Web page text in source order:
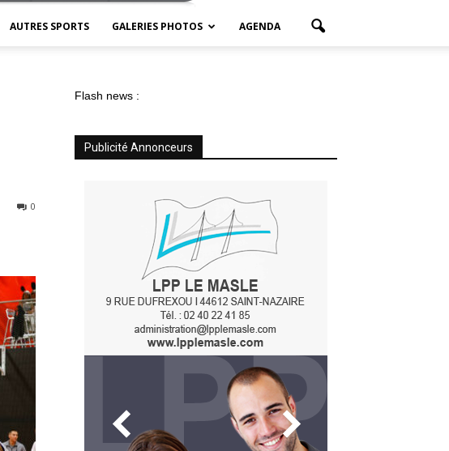
AUTRES SPORTS GALERIES PHOTOS AGENDA
0
Flash news :
Publicité Annonceurs